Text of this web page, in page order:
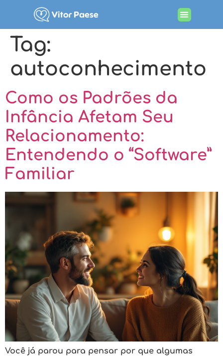
Tag:
autoconhecimento
Como os Padrões da
Infância Afetam Seu
Relacionamento:
Entendendo o “Software”
Familiar
Você já parou para pensar por que algumas